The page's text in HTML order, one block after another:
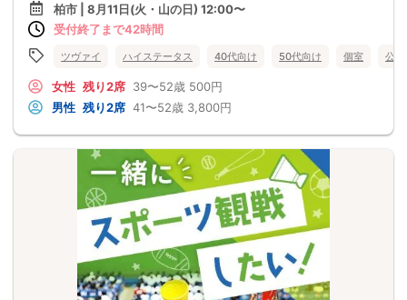
柏市 | 8月11日(火・山の日) 12:00〜
受付終了まで42時間
ツヴァイ ハイステータス 40代向け 50代向け 個室 公
女性 残り2席 39〜52歳 500円
男性 残り2席 41〜52歳 3,800円